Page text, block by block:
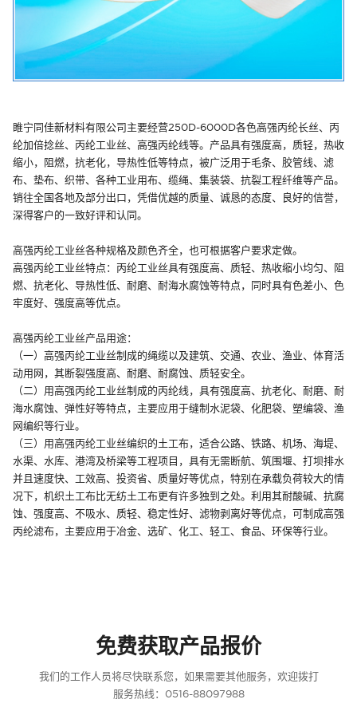
睢宁同佳新材料有限公司主要经营250D-6000D各色高强丙纶长丝、丙
纶加倍捻丝、丙纶工业丝、高强丙纶线等。产品具有强度高，质轻，热收
缩小，阻燃，抗老化，导热性低等特点，被广泛用于毛条、胶管线、滤
布、垫布、织带、各种工业用布、缆绳、集装袋、抗裂工程纤维等产品。
销往全国各地及部分出口，凭借优越的质量、诚恳的态度、良好的信誉，
深得客户的一致好评和认同。
高强丙纶工业丝各种规格及颜色齐全，也可根据客户要求定做。
高强丙纶工业丝特点：丙纶工业丝具有强度高、质轻、热收缩小均匀、阻
燃、抗老化、导热性低、耐磨、耐海水腐蚀等特点，同时具有色差小、色
牢度好、强度高等优点。
高强丙纶工业丝产品用途：
（一）高强丙纶工业丝制成的绳缆以及建筑、交通、农业、渔业、体育活
动用网，其断裂强度高、耐磨、耐腐蚀、质轻安全。
（二）用高强丙纶工业丝制成的丙纶线，具有强度高、抗老化、耐磨、耐
海水腐蚀、弹性好等特点，主要应用于缝制水泥袋、化肥袋、塑编袋、渔
网编织等行业。
（三）用高强丙纶工业丝编织的土工布，适合公路、铁路、机场、海堤、
水渠、水库、港湾及桥梁等工程项目，具有无需断航、筑围堰、打坝排水
并且速度快、工效高、投资省、质量好等优点，特别在承载负荷较大的情
况下，机织土工布比无纺土工布更有许多独到之处。利用其耐酸碱、抗腐
蚀、强度高、不吸水、质轻、稳定性好、滤物剥离好等优点，可制成高强
丙纶滤布，主要应用于冶金、选矿、化工、轻工、食品、环保等行业。
免费获取产品报价
我们的工作人员将尽快联系您，如果需要其他服务，欢迎拨打
服务热线：0516-88097988